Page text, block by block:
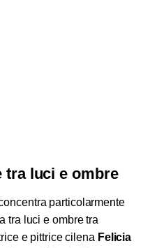
tra luci e ombre
particolarmente
tra luci e ombre tra
e pittrice cilena Felicia